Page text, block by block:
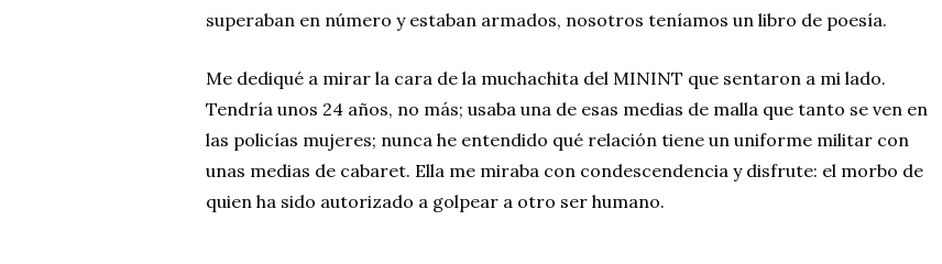
superaban en número y estaban armados, nosotros teníamos un libro de poesía.
Me dediqué a mirar la cara de la muchachita del MININT que sentaron a mi lado.
Tendría unos 24 años, no más; usaba una de esas medias de malla que tanto se ven en
las policías mujeres; nunca he entendido qué relación tiene un uniforme militar con
unas medias de cabaret. Ella me miraba con condescendencia y disfrute: el morbo de
quien ha sido autorizado a golpear a otro ser humano.